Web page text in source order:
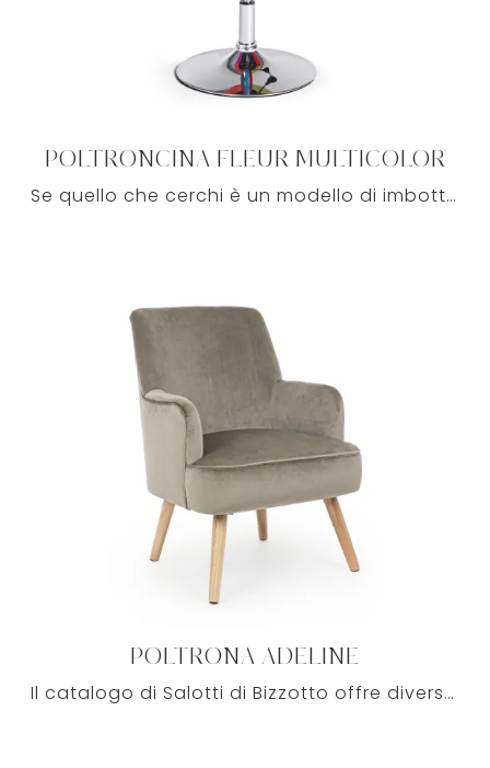
POLTRONCINA FLEUR MULTICOLOR
Se quello che cerchi è un modello di imbottito dei principali brand nel settore dell'arredo per valorizzare la tua casa, vieni da noi e troverai ciò ...
POLTRONA ADELINE
Il catalogo di Salotti di Bizzotto offre diverse idee per ammobiliare gli interni in nome di praticità e design, mettendo al centro il tuo comfort.